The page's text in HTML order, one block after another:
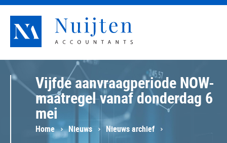
Nuijten Accountants
Vijfde aanvraagperiode NOW-
maatregel vanaf donderdag 6
mei
Home Nieuws
Nieuws archief